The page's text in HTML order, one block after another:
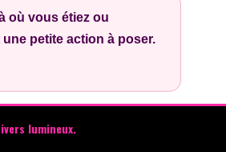
où vous étiez ou
petite action à poser.
lumineux.